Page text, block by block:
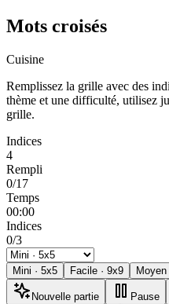
Mots croisés
Cuisine
Remplissez la grille avec des
thème et une difficulté, utilisez
grille.
Indices
4
Rempli
0/17
Temps
00:00
Indices
0/3
Mini · 5x5 Facile · 9x9 Moyen
Nouvelle partie Pause